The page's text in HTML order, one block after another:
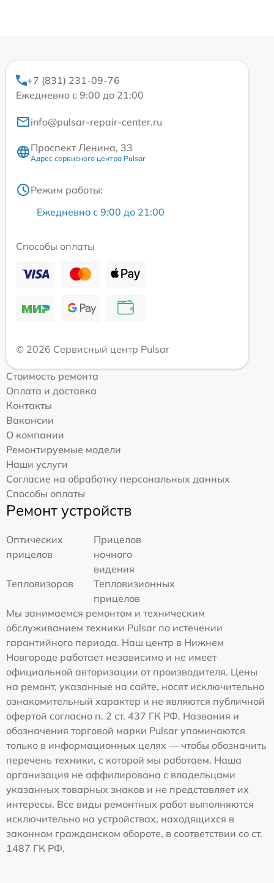
+7 (831) 231-09-76
Ежедневно с 9:00 до 21:00
info@pulsar-repair-center.ru
Проспект Ленина, 33
Адрес сервисного центра Pulsar
Режим работы:
Ежедневно с 9:00 до 21:00
Способы оплаты
© 2026 Сервисный центр Pulsar
Стоимость ремонта
Оплата и доставка
Контакты
Вакансии
О компании
Ремонтируемые модели
Наши услуги
Согласие на обработку персональных данных
Способы оплаты
Ремонт устройств
Оптических
прицелов
Прицелов
ночного
видения
Тепловизоров
Тепловизионных
прицелов
Мы занимаемся ремонтом и техническим
обслуживанием техники Pulsar по истечении
гарантийного периода. Наш центр в Нижнем
Новгороде работает независимо и не имеет
официальной авторизации от производителя. Цены
на ремонт, указанные на сайте, носят исключительно
ознакомительный характер и не являются публичной
офертой согласно п. 2 ст. 437 ГК РФ. Названия и
обозначения торговой марки Pulsar упоминаются
только в информационных целях — чтобы обозначить
перечень техники, с которой мы работаем. Наша
организация не аффилирована с владельцами
указанных товарных знаков и не представляет их
интересы. Все виды ремонтных работ выполняются
исключительно на устройствах, находящихся в
законном гражданском обороте, в соответствии со ст.
1487 ГК РФ.